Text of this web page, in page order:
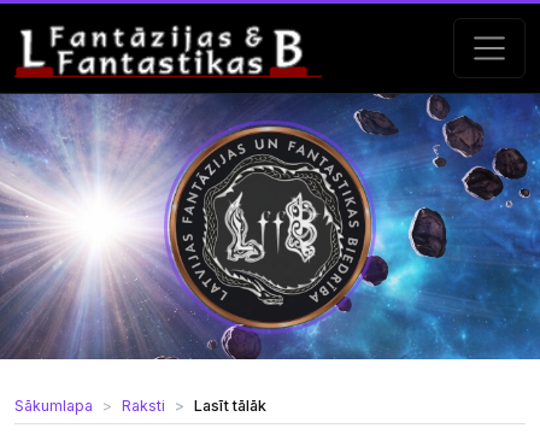
Sākumlapa Raksti Lasīt tālāk